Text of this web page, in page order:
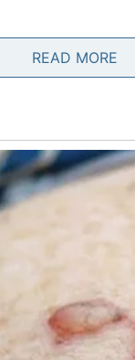
puna energije i
vijesti vezane
pažnje i uzbuđenja.
ranije
osjećaj da
i sreće.
READ MORE